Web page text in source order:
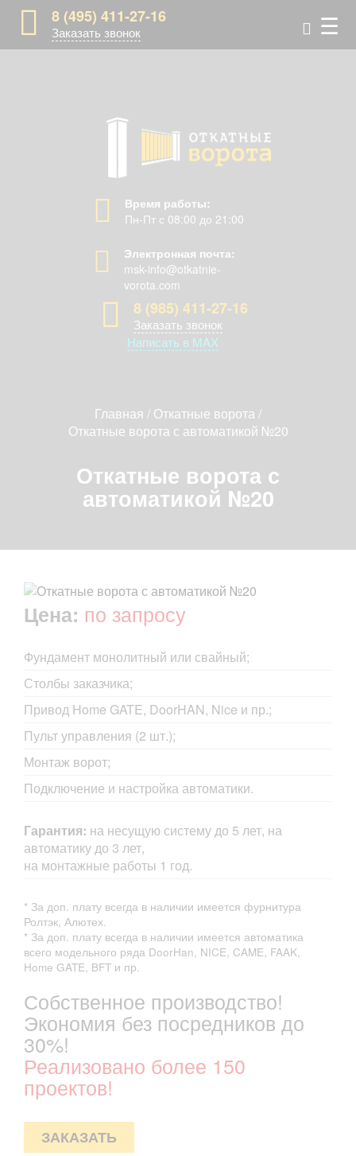
8 (495) 411-27-16
Заказать звонок ☰
Время работы:
Пн-Пт с 08:00 до 21:00
Электронная почта:
msk-info@otkatnie-
vorota.com
8 (985) 411-27-16
Заказать звонок
Написать в MAX
Главная / Откатные ворота /
Откатные ворота с автоматикой №20
Откатные ворота с
автоматикой №20
Цена: по запросу
Фундамент монолитный или свайный;
Столбы заказчика;
Привод Home GATE, DoorHAN, Nice и пр.;
Пульт управления (2 шт.);
Монтаж ворот;
Подключение и настройка автоматики.
Гарантия: на несущую систему до 5 лет, на
автоматику до 3 лет,
на монтажные работы 1 год.
* За доп. плату всегда в наличии имеется фурнитура
Ролтэк, Алютех.
* За доп. плату всегда в наличии имеется автоматика
всего модельного ряда DoorHan, NICE, CAME, FAAK,
Home GATE, BFT и пр.
Собственное производство!
Экономия без посредников до
30%!
Реализовано более 150
проектов!
ЗАКАЗАТЬ